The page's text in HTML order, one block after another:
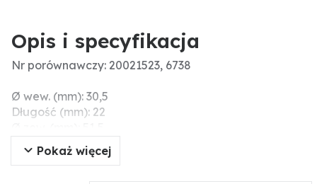
Opis i specyfikacja
Nr porównawczy: 20021523, 6738
Ø wew. (mm): 30,5
Długość (mm): 22
Pokaż więcej